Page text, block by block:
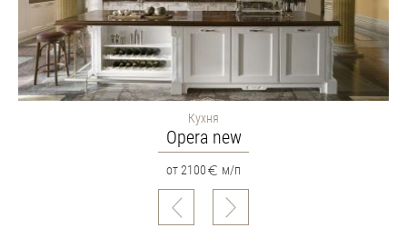
Кухня
Opera new
от 2100 м/п